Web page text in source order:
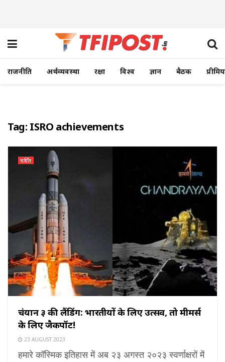
राजनीति अर्थव्यवस्था रक्षा विश्व ज्ञान बैठक
Tag: ISRO achievements
चर्चित
चंद्रयान ३ की लैंडिंग: भारतीयों के लिए उत्सव, तो मीमर्स
के लिए जैकपॉट!
23 AUGUST 2023
हमारे कॉस्मिक इतिहास में अब २३ अगस्त २०२३ स्वर्णाक्षरों में